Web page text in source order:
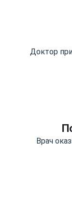
Доктор
Врач